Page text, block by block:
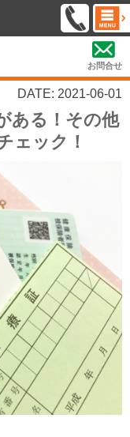
お問合せ
DATE: 2021-06-01
ある！その他
ェック！